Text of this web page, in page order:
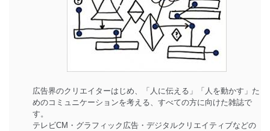
広告界のクリエイターはじめ、「人に伝える」「人を動かす」た
めのコミュニケーションを考える、すべての方に向けた雑誌で
す。
テレビCM・グラフィック広告・デジタルクリエイティブなどの